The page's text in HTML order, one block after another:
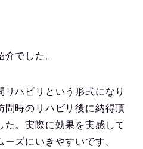
でした。
ハビリという形式になり
問時のリハビリ後に納得頂
た。実際に効果を実感して
ズにいきやすいです。